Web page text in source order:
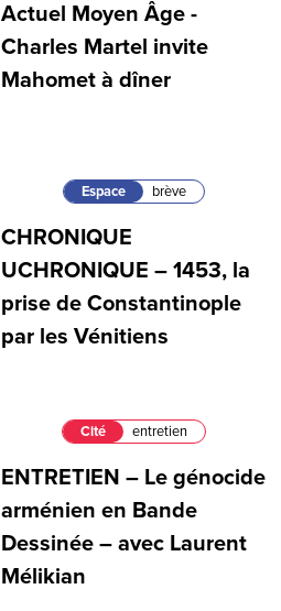
Actuel Moyen Âge -
Charles Martel invite
Mahomet à dîner
Espace brève
CHRONIQUE
UCHRONIQUE – 1453, la
prise de Constantinople
par les Vénitiens
Cité entretien
ENTRETIEN – Le génocide
arménien en Bande
Dessinée – avec Laurent
Mélikian